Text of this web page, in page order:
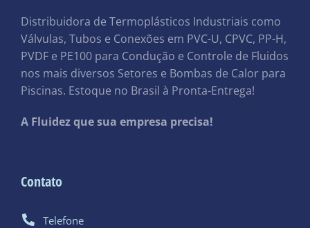
Distribuidora de Termoplásticos Industriais como
Válvulas, Tubos e Conexões em PVC-U, CPVC, PP-H,
PVDF e PE100 para Condução e Controle de Fluidos
nos mais diversos Setores e Bombas de Calor para
Piscinas. Estoque no Brasil à Pronta-Entrega!
A Fluidez que sua empresa precisa!
Contato
Telefone